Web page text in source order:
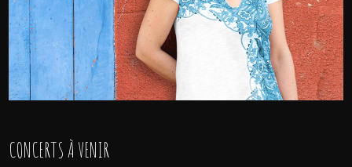
CONCERTS À VENIR